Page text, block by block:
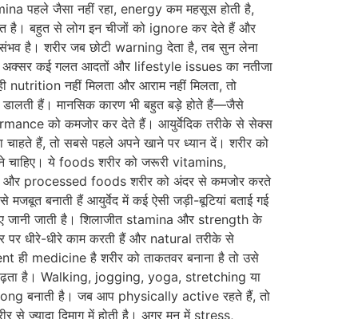
पहले जैसा नहीं रहा, energy कम महसूस होती है,
है। बहुत से लोग इन चीजों को ignore कर देते हैं और
है। शरीर जब छोटी warning देता है, तब सुन लेना
अक्सर कई गलत आदतों और lifestyle issues का नतीजा
नहीं मिलता और आराम नहीं मिलता, तो
हैं। मानसिक कारण भी बहुत बड़े होते हैं—जैसे
को कमजोर कर देते हैं। आयुर्वेदिक तरीके से सेक्स
हैं, तो सबसे पहले अपने खाने पर ध्यान दें। शरीर को
चाहिए। ये foods शरीर को जरूरी vitamins,
और processed foods शरीर को अंदर से कमजोर करते
बनाती हैं आयुर्वेद में कई ऐसी जड़ी-बूटियां बताई गई
जाती है। शिलाजीत stamina और strength के
पर धीरे-धीरे काम करती हैं और natural तरीके से
ही medicine है शरीर को ताकतवर बनाना है तो उसे
है। Walking, jogging, yoga, stretching या
बनाती है। जब आप physically active रहते हैं, तो
ज्यादा दिमाग में होती है। अगर मन में stress,